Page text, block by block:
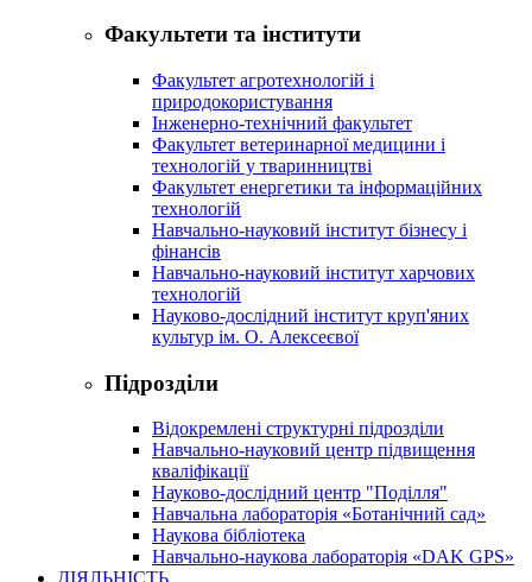
Факультети та інститути
Факультет агротехнологій і
природокористування
Інженерно-технічний факультет
Факультет ветеринарної медицини і
технологій у тваринництві
Факультет енергетики та інформаційних
технологій
Навчально-науковий інститут бізнесу і
фінансів
Навчально-науковий інститут харчових
технологій
Науково-дослідний інститут круп'яних
культур ім. О. Алексеєвої
Підрозділи
Відокремлені структурні підрозділи
Навчально-науковий центр підвищення
кваліфікації
Науково-дослідний центр "Поділля"
Навчальна лабораторія «Ботанічний сад»
Наукова бібліотека
Навчально-наукова лабораторія «DAK GPS»